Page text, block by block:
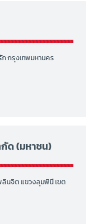
กรุงเทพมหานคร
ด (มหาชน)
ลินจิต แขวงลุมพินี เขต